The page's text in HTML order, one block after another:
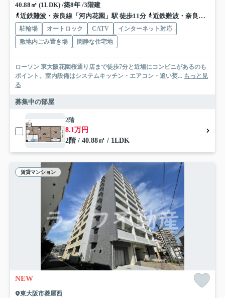
40.88㎡ (1LDK) /築8年 /3階建
近鉄難波・奈良線「河内花園」駅 徒歩11分
近鉄難波・奈良線「東花園」駅 徒歩14分
駐輪場 オートロック CATV
インターネット対応
敷地内ごみ置き場
閑静な住宅地
ローソン 東大阪花園桜通り店まで徒歩7分と近場にコンビニがあるのも
ポイント。室内設備はシステムキッチン・エアコン・追い焚... もっと見
る
募集中の部屋
2階
8.1万円
2階 / 40.88㎡ / 1LDK
賃貸マンション
NEW
東大阪市菱屋西